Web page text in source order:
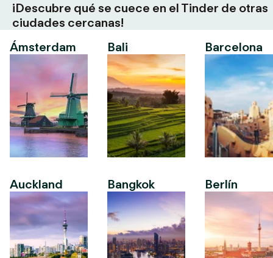
¡Descubre qué se cuece en el Tinder de otras
ciudades cercanas!
Ámsterdam
Auckland
Bali
Bangkok
Barcelona
Berlín